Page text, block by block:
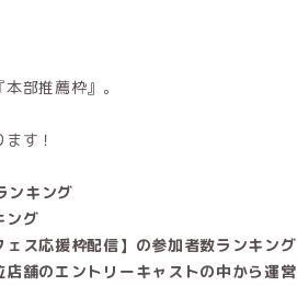
部推薦枠』。
す！
ンキング
ング
ス応援枠配信】の参加者数ランキング
のエントリーキャストの中から運営